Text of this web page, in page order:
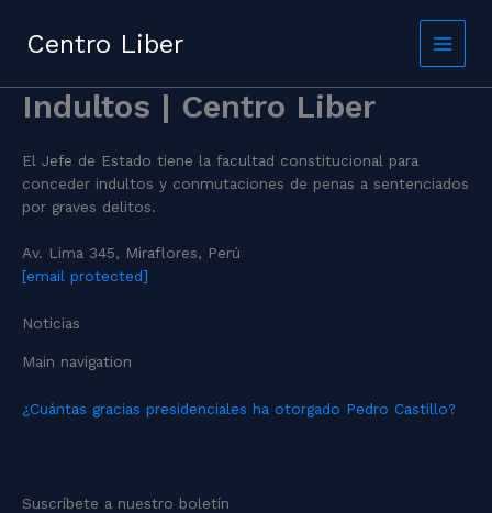
contentCentro Liber
Indultos | Centro Liber
El Jefe de Estado tiene la facultad constitucional para
conceder indultos y conmutaciones de penas a sentenciados
por graves delitos.
Av. Lima 345, Miraflores, Perú
[email protected]
Noticias
Main navigation
¿Cuántas gracias presidenciales ha otorgado Pedro Castillo?
Suscríbete a nuestro boletín